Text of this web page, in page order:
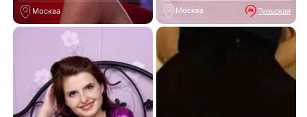
Москва Москва Тульская